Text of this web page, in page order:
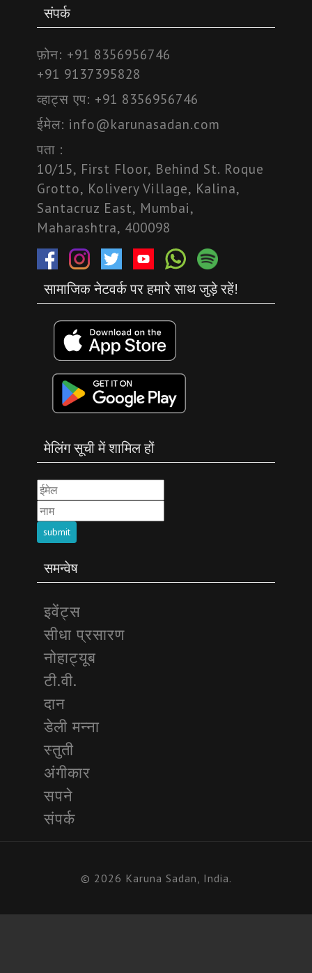
संपर्क
फ़ोन: +91 8356956746
+91 9137395828
व्हाट्स एप: +91 8356956746
ईमेल: info@karunasadan.com
पता :
10/15, First Floor, Behind St. Roque
Grotto, Kolivery Village, Kalina,
Santacruz East, Mumbai,
Maharashtra, 400098
सामाजिक नेटवर्क पर हमारे साथ जुड़े रहें!
मेलिंग सूची में शामिल हों
submit
समन्वेष
इवेंट्स
सीधा प्रसारण
नोहाट्यूब
टी.वी.
दान
डेली मन्ना
स्तुती
अंगीकार
सपने
संपर्क
© 2026 Karuna Sadan, India.